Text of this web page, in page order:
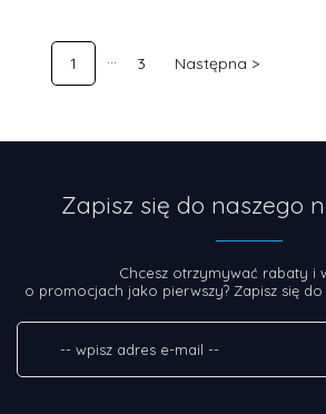
1 3 Następna >
Zapisz się do naszego
Chcesz otrzymywać rabaty i
o promocjach jako pierwszy? Zapisz się